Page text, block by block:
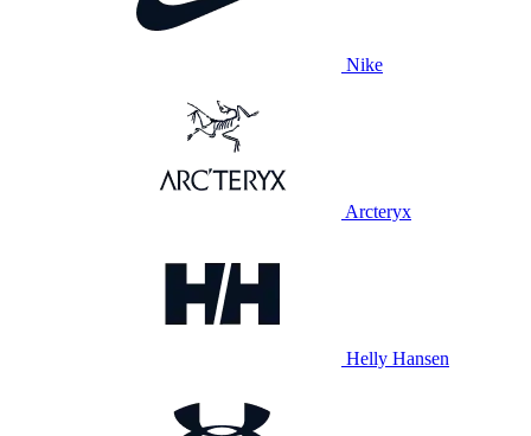
Nike
Arcteryx
Helly Hansen